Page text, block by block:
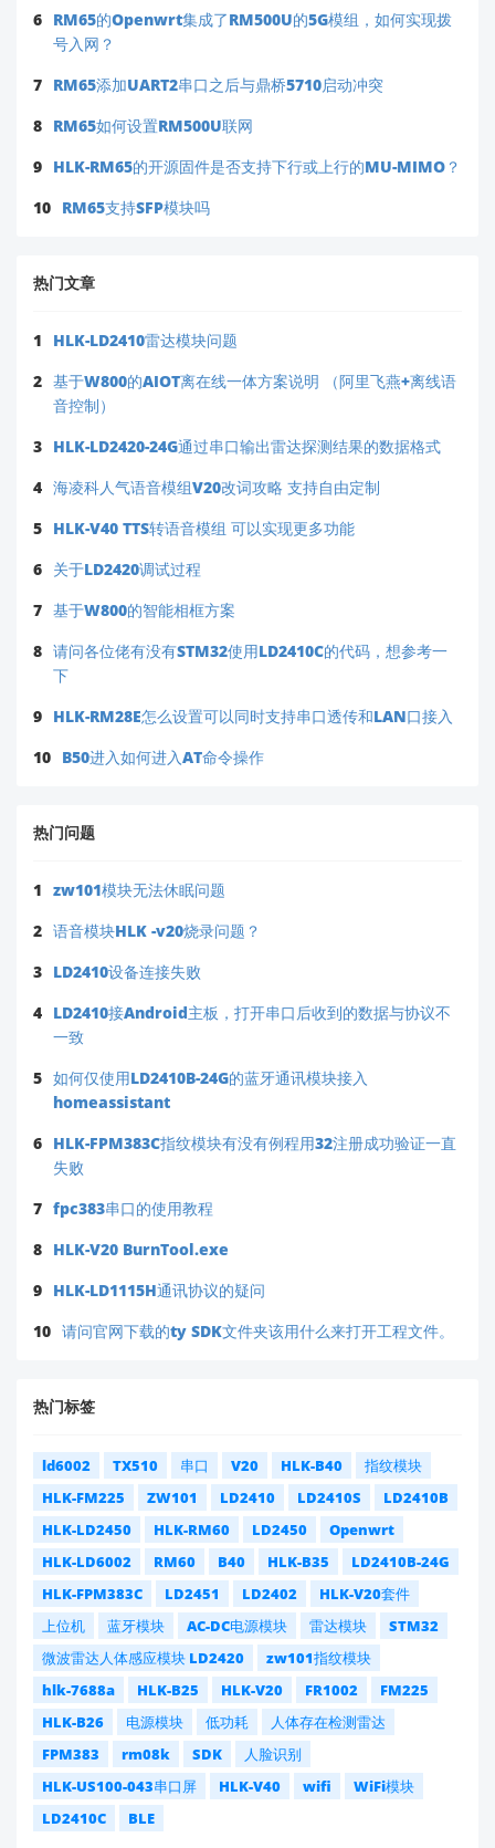
6 RM65的Openwrt集成了RM500U的5G模组，如何实现拨
号入网？
7 RM65添加UART2串口之后与鼎桥5710启动冲突
8 RM65如何设置RM500U联网
9 HLK-RM65的开源固件是否支持下行或上行的MU-MIMO？
10 RM65支持SFP模块吗
热门文章
1
HLK-LD2410雷达模块问题
2 基于W800的AIOT离在线一体方案说明 （阿里飞燕+离线语
音控制）
3 HLK-LD2420-24G通过串口输出雷达探测结果的数据格式
4 海凌科人气语音模组V20改词攻略 支持自由定制
5 HLK-V40 TTS转语音模组 可以实现更多功能
6 关于LD2420调试过程
7 基于W800的智能相框方案
8 请问各位佬有没有STM32使用LD2410C的代码，想参考一
下
9 HLK-RM28E怎么设置可以同时支持串口透传和LAN口接入
10 B50进入如何进入AT命令操作
热门问题
1 zw101模块无法休眠问题
2 语音模块HLK -v20烧录问题？
3 LD2410设备连接失败
4 LD2410接Android主板，打开串口后收到的数据与协议不
一致
5 如何仅使用LD2410B-24G的蓝牙通讯模块接入
homeassistant
6 HLK-FPM383C指纹模块有没有例程用32注册成功验证一直
失败
7 fpc383串口的使用教程
8 HLK-V20 BurnTool.exe
9 HLK-LD1115H通讯协议的疑问
10 请问官网下载的ty SDK文件夹该用什么来打开工程文件。
热门标签
ld6002 TX510 串口 V20 HLK-B40
指纹模块
HLK-FM225
ZW101 LD2410 LD2410S
LD2410B
HLK-LD2450
HLK-RM60 LD2450
Openwrt
HLK-LD6002
RM60 B40 HLK-B35
LD2410B-24G
HLK-FPM383C
LD2451 LD2402
HLK-V20套件
上位机
蓝牙模块 AC-DC电源模块 雷达模块
STM32
微波雷达人体感应模块 LD2420
zw101指纹模块
hlk-7688a
HLK-B25 HLK-V20 FR1002
FM225
HLK-B26
电源模块 低功耗
人体存在检测雷达
FPM383
rm08k SDK
人脸识别
HLK-US100-043串口屏
HLK-V40 wifi
WiFi模块
LD2410C
BLE